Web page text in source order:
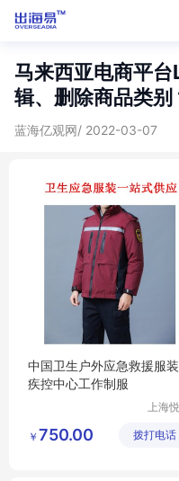
马来西亚电商平
辑、删除商品类别
蓝海亿观网/ 2022-03-07
中国卫生户外应急救援服装
疾控中心工作制服
上海
公司
￥ 750.00 拨打电话